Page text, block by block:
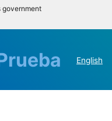
government
English